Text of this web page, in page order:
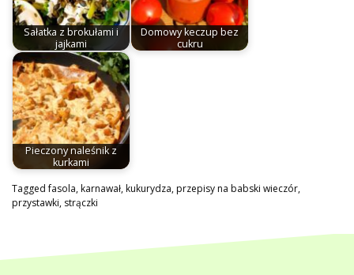
Sałatka z brokułami i
jajkami
Domowy keczup bez
cukru
Pieczony naleśnik z
kurkami
Taggedfasola,karnawał,kukurydza,przepisy na babski wieczór,
przystawki, strączki